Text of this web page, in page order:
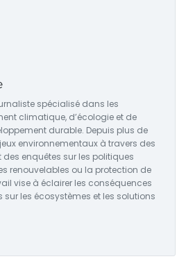
spécialisé dans les
climatique, d’écologie et de
durable. Depuis plus de
environnementaux à travers des
enquêtes sur les politiques
renouvelables ou la protection de
vise à éclairer les conséquences
les écosystèmes et les solutions